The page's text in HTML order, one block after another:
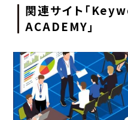
関連サイト「
ACADEMY」